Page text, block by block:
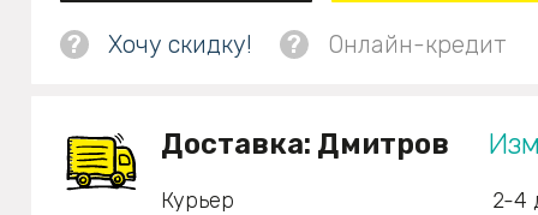
? Хочу скидку! ? Онлайн-кредит
Доставка: Дмитров
Курьер
2-4